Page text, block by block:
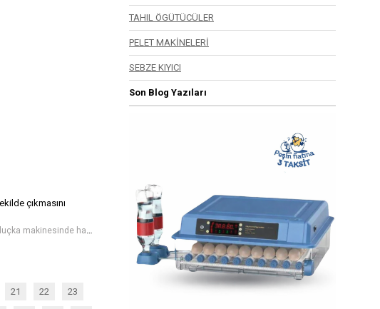
çıkmasını
kuluçka makinesi nedir kuluçka süresi kaç gün en iyi kuluçka makinesi hangisi kuluçka makinesi kullanımı kuluçka makinesi fiyatları kuluçka makinesinde hangi yumurtalar kullanılır otomatik kuluçka makinesi
21 22 23
TAHIL ÖGÜTÜCÜLER
PELET MAKİNELERİ
SEBZE KIYICI
Son Blog Yazıları